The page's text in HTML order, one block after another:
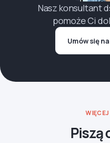
Nasz konsultant
pomoże Ci
Umów się
Piszą